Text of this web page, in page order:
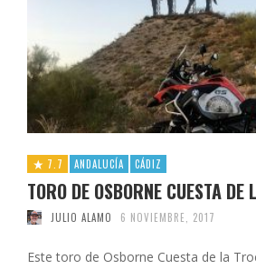
7.7 ANDALUCÍA CÁDIZ
TORO DE OSBORNE CUESTA DE
JULIO ALAMO 6 NOVIEMBRE, 2017
Este toro de Osborne Cuesta de la